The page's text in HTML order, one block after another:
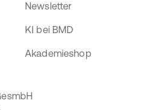
Newsletter
KI bei BMD
Akademieshop